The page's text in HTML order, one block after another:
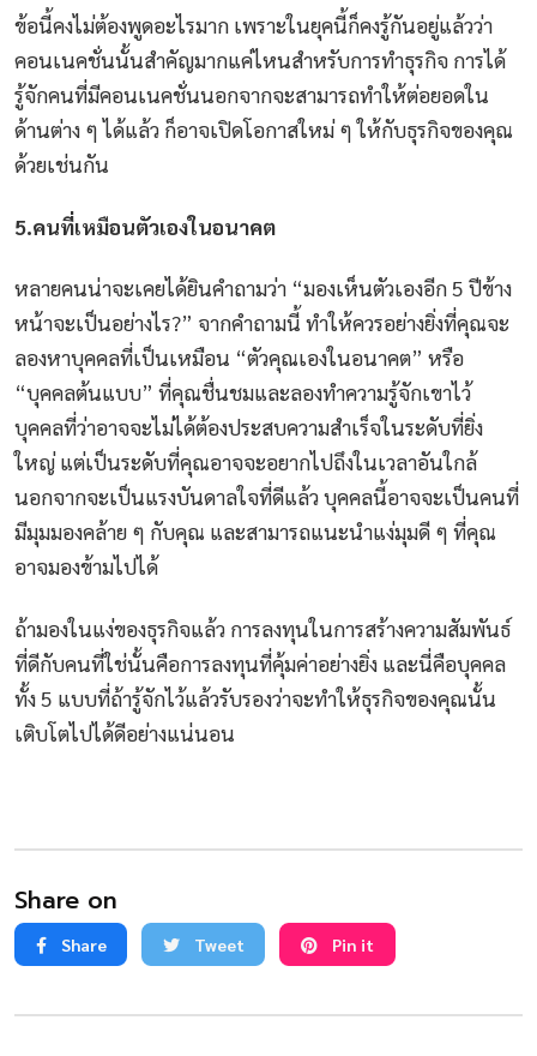
ข้อนี้คงไม่ต้องพูดอะไรมาก เพราะในยุคนี้ก็คงรู้กันอยู่แล้วว่า
คอนเนคชั่นนั้นสำคัญมากแค่ไหนสำหรับการทำธุรกิจ การได้
รู้จักคนที่มีคอนเนคชั่นนอกจากจะสามารถทำให้ต่อยอดใน
ด้านต่าง ๆ ได้แล้ว ก็อาจเปิดโอกาสใหม่ ๆ ให้กับธุรกิจของคุณ
ด้วยเช่นกัน
5.คนที่เหมือนตัวเองในอนาคต
หลายคนน่าจะเคยได้ยินคำถามว่า “มองเห็นตัวเองอีก5 ปีข้าง
หน้าจะเป็นอย่างไร?” จากคำถามนี้ ทำให้ควรอย่างยิ่งที่คุณจะ
ลองหาบุคคลที่เป็นเหมือน “ตัวคุณเองในอนาคต” หรือ
“บุคคลต้นแบบ” ที่คุณชื่นชมและลองทำความรู้จักเขาไว้
บุคคลที่ว่าอาจจะไม่ได้ต้องประสบความสำเร็จในระดับที่ยิ่ง
ใหญ่ แต่เป็นระดับที่คุณอาจจะอยากไปถึงในเวลาอันใกล้
นอกจากจะเป็นแรงบันดาลใจที่ดีแล้วบุคคลนี้อาจจะเป็นคนที่
มีมุมมองคล้าย ๆ กับคุณ และสามารถแนะนำแง่มุมดี ๆ ที่คุณ
อาจมองข้ามไปได้
ถ้ามองในแง่ของธุรกิจแล้ว การลงทุนในการสร้างความสัมพันธ์
ที่ดีกับคนที่ใช่นั้นคือการลงทุนที่คุ้มค่าอย่างยิ่ง และนี่คือบุคคล
ทั้ง5 แบบที่ถ้ารู้จักไว้แล้วรับรองว่าจะทำให้ธุรกิจของคุณนั้น
เติบโตไปได้ดีอย่างแน่นอน
Share on
Share Tweet Pin it